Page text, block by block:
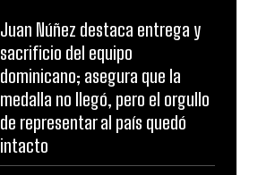
Juan Núñez destaca entrega y
sacrificio del equipo
dominicano; asegura que la
medalla no llegó, pero el orgullo
de representar al país quedó
intacto